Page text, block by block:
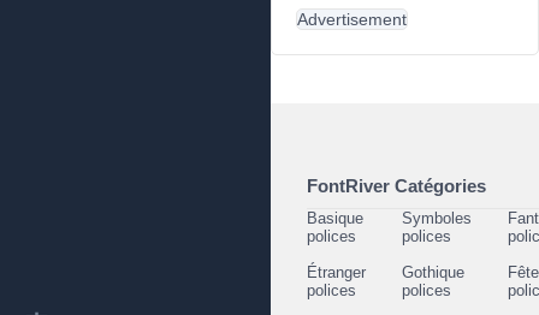
Advertisement
FontRiver Catégories
Basique
polices
Symboles
polices
Étranger
polices
Gothique
polices